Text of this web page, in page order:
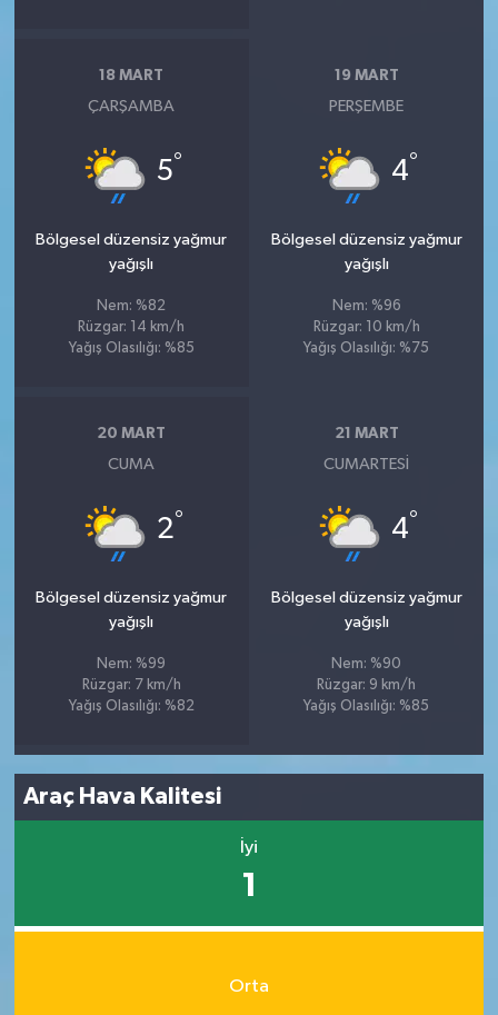
18 MART
ÇARŞAMBA
5°
Bölgesel düzensiz yağmur
yağışlı
Nem: %82
Rüzgar: 14 km/h
Yağış Olasılığı: %85
19 MART
PERŞEMBE
4°
Bölgesel düzensiz yağmur
yağışlı
Nem: %96
Rüzgar: 10 km/h
Yağış Olasılığı: %75
20 MART
CUMA
2°
Bölgesel düzensiz yağmur
yağışlı
Nem: %99
Rüzgar: 7 km/h
Yağış Olasılığı: %82
21 MART
CUMARTESI
4°
Bölgesel düzensiz yağmur
yağışlı
Nem: %90
Rüzgar: 9 km/h
Yağış Olasılığı: %85
Araç Hava Kalitesi
İyi
1
Orta